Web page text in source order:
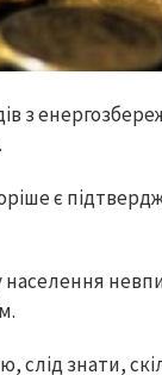
з
є
населення
слід знати,